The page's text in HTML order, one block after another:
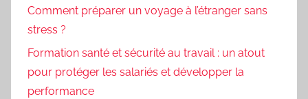
Comment préparer un voyage à l’étranger sans
stress ?
Formation santé et sécurité au travail : un atout
pour protéger les salariés et développer la
performance